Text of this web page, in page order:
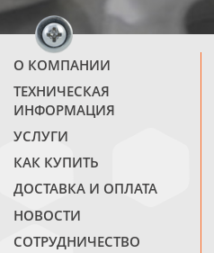
О КОМПАНИИ
ТЕХНИЧЕСКАЯ
ИНФОРМАЦИЯ
УСЛУГИ
КАК КУПИТЬ
ДОСТАВКА И ОПЛАТА
НОВОСТИ
СОТРУДНИЧЕСТВО